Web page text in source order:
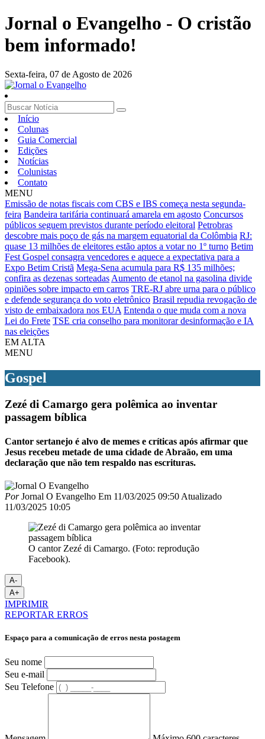
Jornal o Evangelho - O cristão
bem informado!
Sexta-feira, 07 de Agosto de 2026
Início
Colunas
Guia Comercial
Edições
Notícias
Colunistas
Contato
MENU
Emissão de notas fiscais com CBS e IBS começa nesta segunda-
feira Bandeira tarifária continuará amarela em agosto Concursos
públicos seguem previstos durante período eleitoral Petrobras
descobre mais poço de gás na margem equatorial da Colômbia RJ:
quase 13 milhões de eleitores estão aptos a votar no 1º turno Betim
Fest Gospel consagra vencedores e aquece a expectativa para a
Expo Betim Cristã Mega-Sena acumula para R$ 135 milhões;
confira as dezenas sorteadas Aumento de etanol na gasolina divide
opiniões sobre impacto em carros TRE-RJ abre urna para o público
e defende segurança do voto eletrônico Brasil repudia revogação de
visto de embaixadora nos EUA Entenda o que muda com a nova
Lei do Frete TSE cria conselho para monitorar desinformação e IA
nas eleições
EM ALTA
MENU
Gospel
Zezé di Camargo gera polêmica ao inventar
passagem bíblica
Cantor sertanejo é alvo de memes e críticas após afirmar que
Jesus recebeu metade de uma cidade de Abraão, em uma
declaração que não tem respaldo nas escrituras.
PorJornal O Evangelho Em 11/03/2025 09:50 Atualizado
11/03/2025 10:05
O cantor Zezé di Camargo. (Foto: reprodução
Facebook).
A-
A+
IMPRIMIR
REPORTAR ERROS
Espaço para a comunicação de erros nesta postagem
Seu nome
Seu e-mail
Seu Telefone